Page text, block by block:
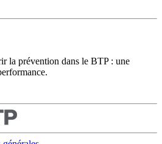
la prévention dans le BTP : une